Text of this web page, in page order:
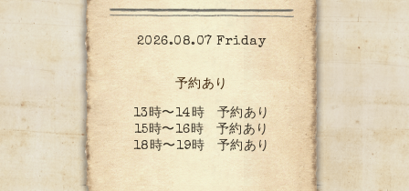
2026.08.07 Friday
予約あり
13時〜14時 予約あり
15時〜16時 予約あり
18時〜19時 予約あり